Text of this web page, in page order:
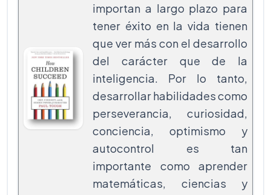
importan a largo plazo para
tener éxito en la vida tienen
que ver más con el desarrollo
del carácter que de la
inteligencia. Por lo tanto,
desarrollar habilidades como
perseverancia, curiosidad,
conciencia, optimismo y
autocontrol es tan
importante como aprender
matemáticas, ciencias y